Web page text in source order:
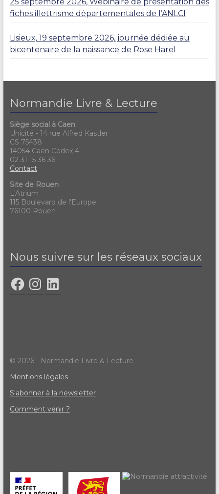
fiches illettrisme départementales de l’ANLCI
Lisieux, 19 septembre 2026, journée dédiée au
bicentenaire de la naissance de Rose Harel
Normandie Livre & Lecture
Siège social à Caen
Unicité - 14 rue Alfred Kastler
CS 75438
14054 Caen Cedex 4
02 31 15 36 36
Contact
Site de Rouen
L'Atrium
115 Boulevard de l'Europe
76100 Rouen
Nous suivre sur les réseaux sociaux
© 2026 - Normandie Livre & Lecture
Mentions légales
S'abonner à la newsletter
Comment venir ?